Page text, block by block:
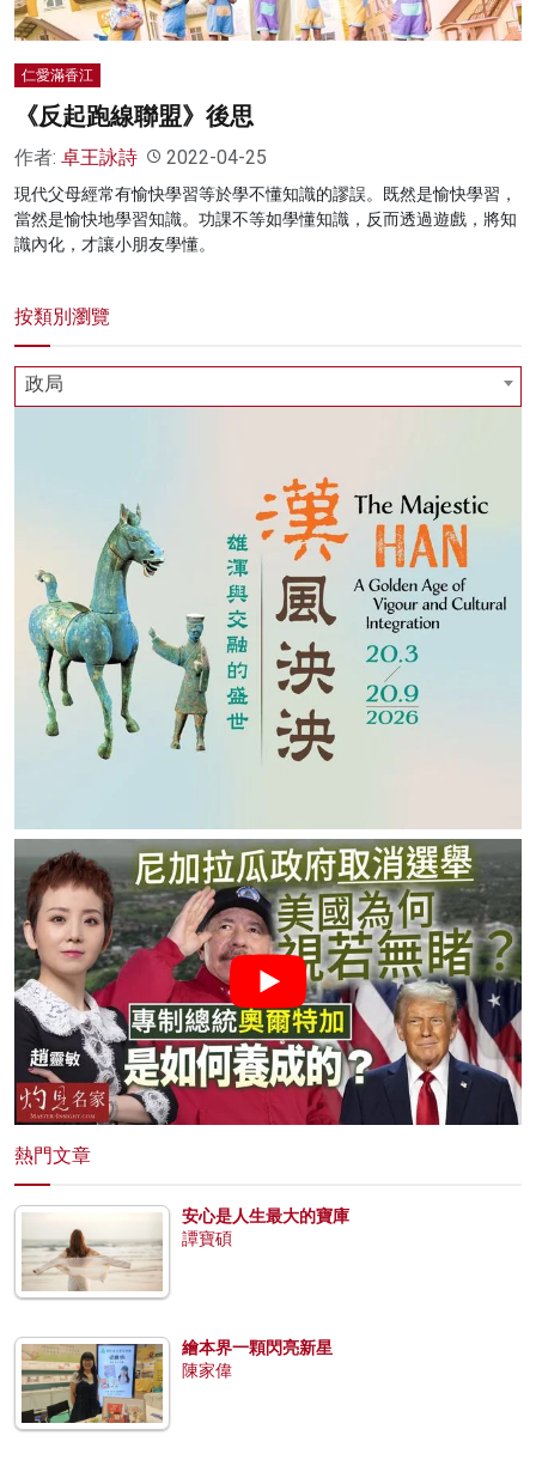
仁愛滿香江
《反起跑線聯盟》後思
作者: 卓王詠詩 2022-04-25
現代父母經常有愉快學習等於學不懂知識的謬誤。既然是愉快學習，
當然是愉快地學習知識。功課不等如學懂知識，反而透過遊戲，將知
識內化，才讓小朋友學懂。
按類別瀏覽
政局
熱門文章
安心是人生最大的寶庫
譚寶碩
繪本界一顆閃亮新星
陳家偉